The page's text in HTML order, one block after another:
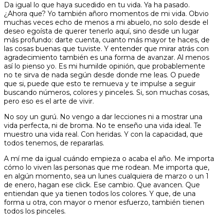
Da igual lo que haya sucedido en tu vida. Ya ha pasado.
¿Ahora que? Yo también añoro momentos de mi vida. Obvio
muchas veces echo de menos a mi abuelo, no solo desde el
deseo egoísta de querer tenerlo aquí, sino desde un lugar
más profundo: darte cuenta, cuanto más mayor te haces, de
las cosas buenas que tuviste. Y entender que mirar atrás con
agradecimiento también es una forma de avanzar. Al menos
así lo pienso yo. Es mi humilde opinión, que probablemente
no te sirva de nada según desde donde me leas. O puede
que si, puede que esto te remueva y te impulse a seguir
buscando números, colores y pinceles. Si, son muchas cosas,
pero eso es el arte de vivir.
No soy un gurú. No vengo a dar lecciones ni a mostrar una
vida perfecta, ni de broma. No te enseño una vida ideal. Te
muestro una vida real. Con heridas. Y con la capacidad, que
todos tenemos, de repararlas.
A mí me da igual cuándo empieza o acaba el año. Me importa
cómo lo viven las personas que me rodean. Me importa que,
en algún momento, sea un lunes cualquiera de marzo o un 1
de enero, hagan ese click. Ese cambio. Que avancen. Que
entiendan que ya tienen todos los colores. Y que, de una
forma u otra, con mayor o menor esfuerzo, también tienen
todos los pinceles.